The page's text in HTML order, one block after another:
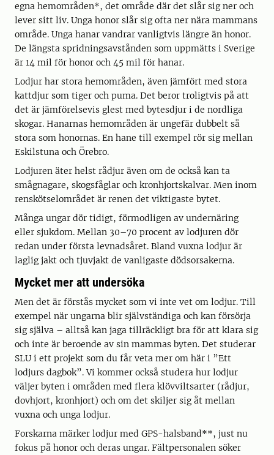
egna hemområden*, det område där det slår sig ner och
lever sitt liv. Unga honor slår sig ofta ner nära mammans
område. Unga hanar vandrar vanligtvis längre än honor.
De längsta spridningsavstånden som uppmätts i Sverige
är 14 mil för honor och 45 mil för hanar.
Lodjur har stora hemområden, även jämfört med stora
kattdjur som tiger och puma. Det beror troligtvis på att
det är jämförelsevis glest med bytesdjur i de nordliga
skogar. Hanarnas hemområden är ungefär dubbelt så
stora som honornas. En hane till exempel rör sig mellan
Eskilstuna och Örebro.
Lodjuren äter helst rådjur även om de också kan ta
smågnagare, skogsfåglar och kronhjortskalvar. Men inom
renskötselområdet är renen det viktigaste bytet.
Många ungar dör tidigt, förmodligen av undernäring
eller sjukdom. Mellan 30–70 procent av lodjuren dör
redan under första levnadsåret. Bland vuxna lodjur är
laglig jakt och tjuvjakt de vanligaste dödsorsakerna.
Mycket mer att undersöka
Men det är förstås mycket som vi inte vet om lodjur. Till
exempel när ungarna blir självständiga och kan försörja
sig själva – alltså kan jaga tillräckligt bra för att klara sig
och inte är beroende av sin mammas byten. Det studerar
SLU i ett projekt som du får veta mer om här i ”Ett
lodjurs dagbok”. Vi kommer också studera hur lodjur
väljer byten i områden med flera klövviltsarter (rådjur,
dovhjort, kronhjort) och om det skiljer sig åt mellan
vuxna och unga lodjur.
Forskarna märker lodjur med GPS-halsband**, just nu
fokus på honor och deras ungar. Fältpersonalen söker